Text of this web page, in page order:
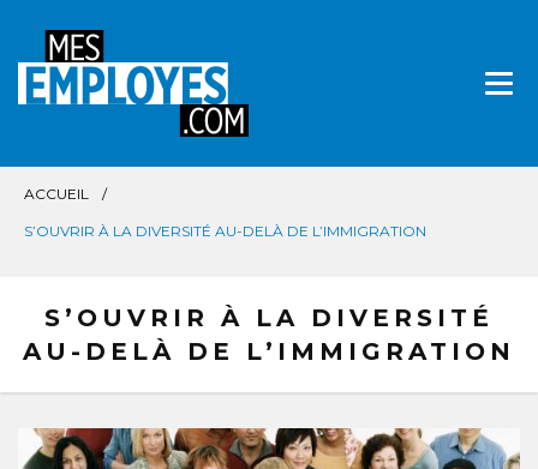
ACCUEIL
S’OUVRIR À LA DIVERSITÉ AU-DELÀ DE L’IMMIGRATION
S’OUVRIR À LA DIVERSITÉ
AU-DELÀ DE L’IMMIGRATION